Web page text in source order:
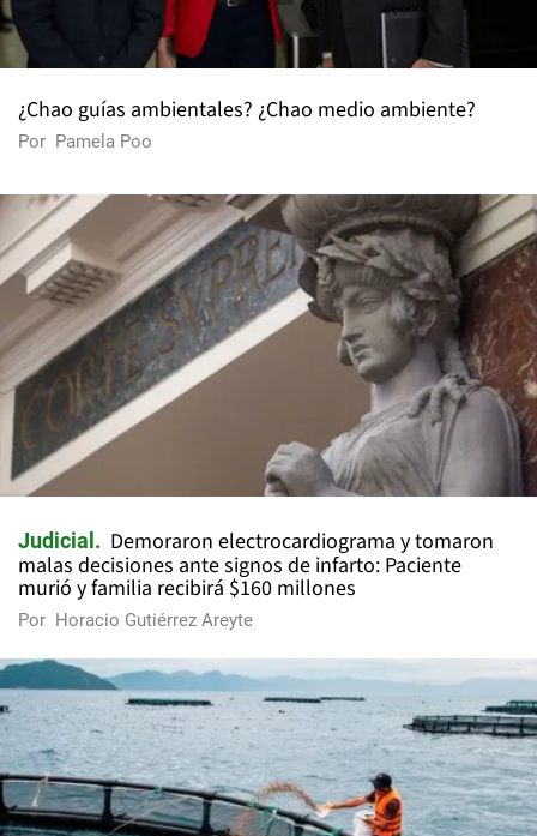
¿Chao guías ambientales? ¿Chao medio ambiente?
Por Pamela Poo
Judicial
Demoraron electrocardiograma y tomaron
malas decisiones ante signos de infarto: Paciente
murió y familia recibirá $160 millones
Por Horacio Gutiérrez Areyte